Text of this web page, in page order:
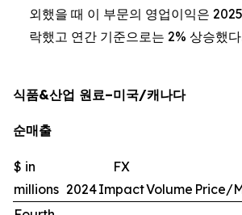
외했을 때 이 부문의 영업이익은
락했고 연간 기준으로는 2% 상승했
식품&산업 원료–미국/캐나다
순매출
$ in
millions 2024
FX
ImpactVolume Price/